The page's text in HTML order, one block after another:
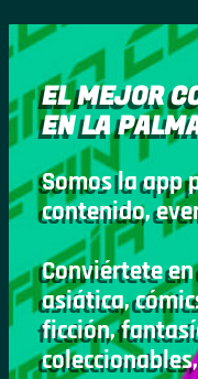
EL MEJOR
EN LA
Somos la app
contenido,
Conviértete
asiática,
ficción,